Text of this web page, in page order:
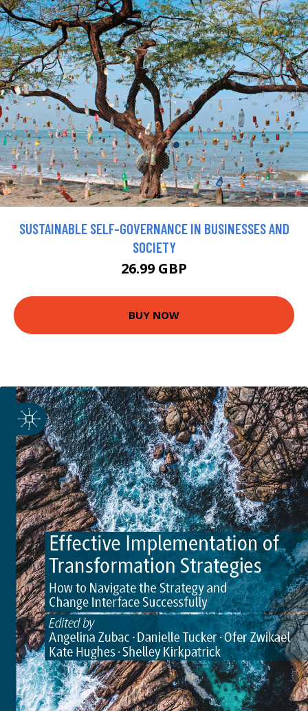
SUSTAINABLE SELF-GOVERNANCE IN BUSINESSES AND
SOCIETY
26.99 GBP
BUY NOW